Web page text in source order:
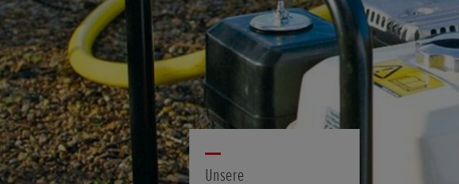
Unsere